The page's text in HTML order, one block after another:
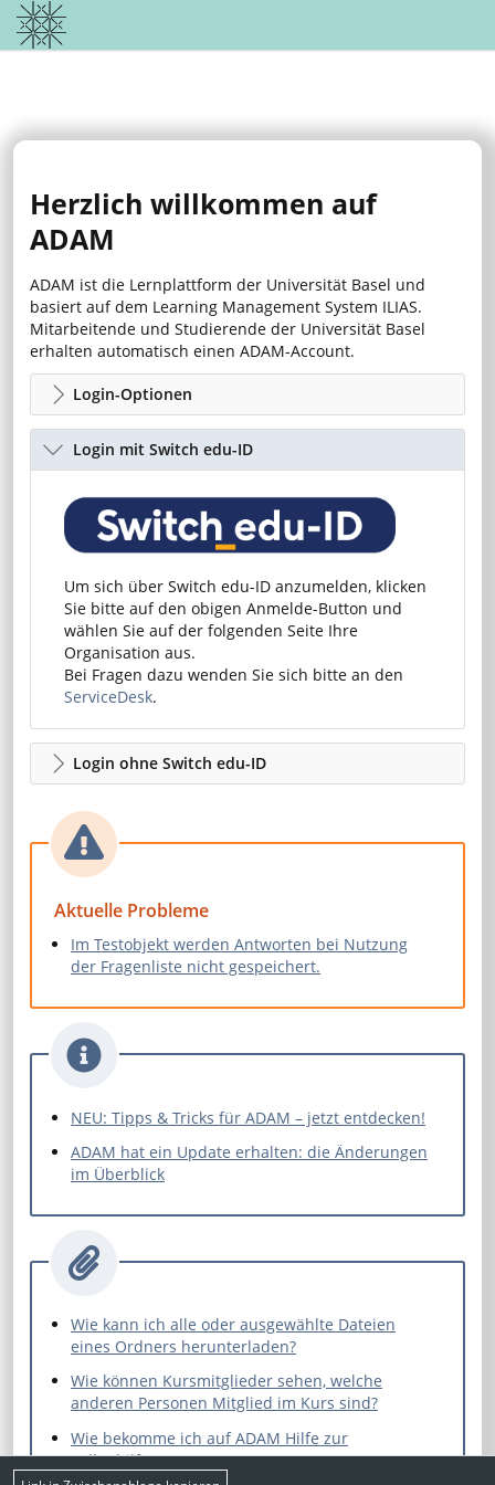
Herzlich willkommen auf
ADAM
ADAM ist die Lernplattform der Universität Basel und
basiert auf dem Learning Management System ILIAS.
Mitarbeitende und Studierende der Universität Basel
erhalten automatisch einen ADAM-Account.
Login-Optionen
Login mit Switch edu-ID
Um sich über Switch edu-ID anzumelden, klicken
Sie bitte auf den obigen Anmelde-Button und
wählen Sie auf der folgenden Seite Ihre
Organisation aus.
Bei Fragen dazu wenden Sie sich bitte an den
ServiceDesk.
Login ohne Switch edu-ID
Aktuelle Probleme
Im Testobjekt werden Antworten bei Nutzung
der Fragenliste nicht gespeichert.
NEU: Tipps & Tricks für ADAM – jetzt entdecken!
ADAM hat ein Update erhalten: die Änderungen
im Überblick
Wie kann ich alle oder ausgewählte Dateien
eines Ordners herunterladen?
Wie können Kursmitglieder sehen, welche
anderen Personen Mitglied im Kurs sind?
Wie bekomme ich auf ADAM Hilfe zur
Selbsthilfe?